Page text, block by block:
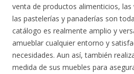
venta de productos alimenticios,
las pastelerías y panaderías son
catálogo es realmente amplio y
amueblar cualquier entorno y
necesidades. Aun así, también
medida de sus muebles para